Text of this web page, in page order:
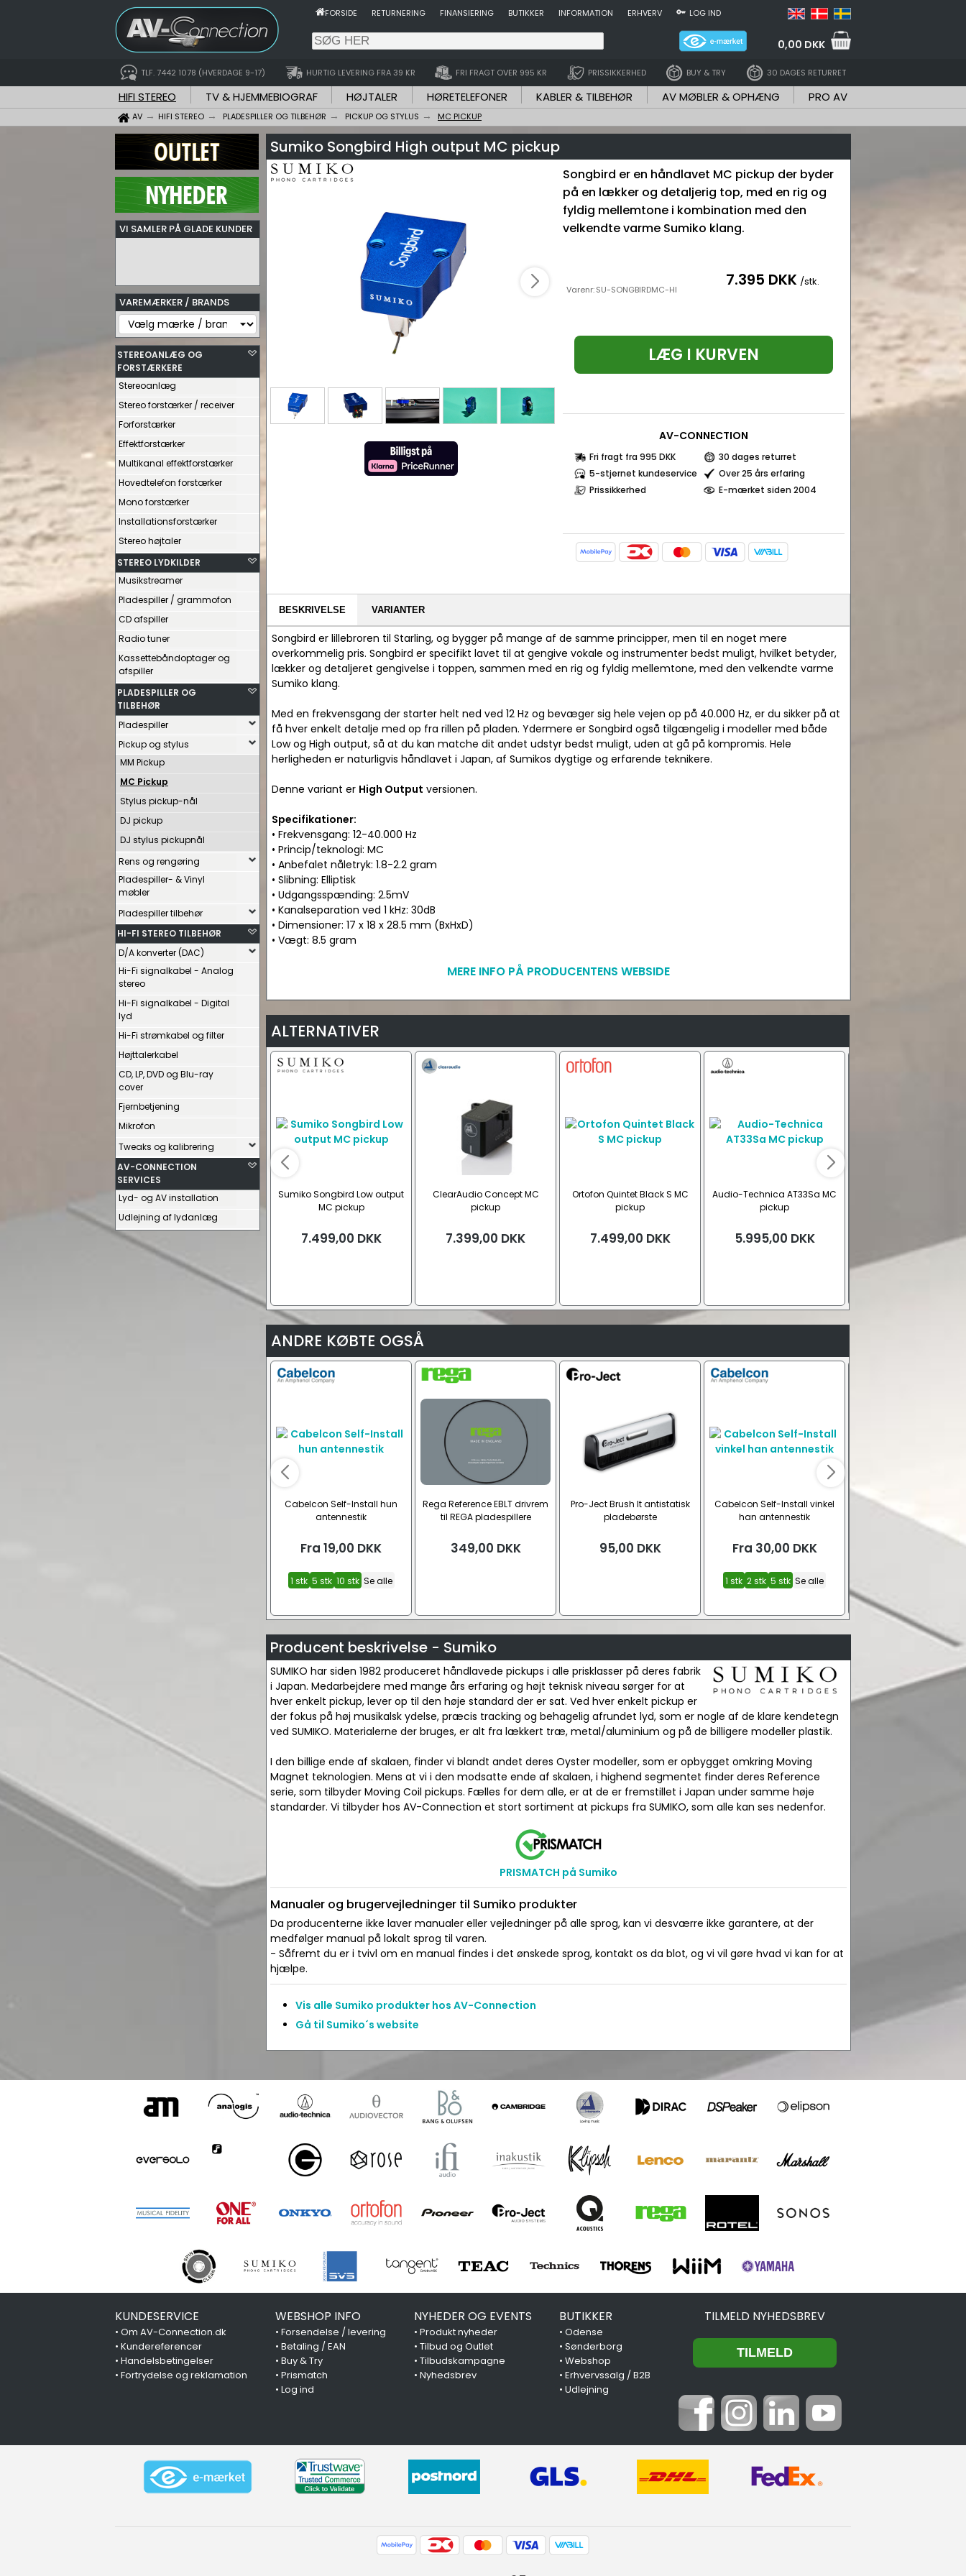
FORSIDE RETURNERING FINANSIERING BUTIKKER INFORMATION ERHVERV LOG IND
0,00 DKK
TLF. 7442 1078 (HVERDAGE 9-17) HURTIG LEVERING FRA 39 KR FRI FRAGT OVER 995 KR PRISSIKKERHED BUY & TRY 30 DAGES RETURRET
HIFI STEREO TV & HJEMMEBIOGRAF HØJTALER HØRETELEFONER KABLER & TILBEHØR AV MØBLER & OPHÆNG PRO AV
AV HIFI STEREO PLADESPILLER OG TILBEHØR PICKUP OG STYLUS MC PICKUP
VI SAMLER PÅ GLADE KUNDER
VAREMÆRKER / BRANDS
STEREOANLÆG OG
FORSTÆRKERE
Stereoanlæg
Stereo forstærker / receiver
Forforstærker
Effektforstærker
Multikanal effektforstærker
Hovedtelefon forstærker
Mono forstærker
Installationsforstærker
Stereo højtaler
STEREO LYDKILDER
Musikstreamer
Pladespiller / grammofon
CD afspiller
Radio tuner
Kassettebåndoptager og
afspiller
PLADESPILLER OG
TILBEHØR
Pladespiller
Pickup og stylus
MM Pickup
MC Pickup
Stylus pickup-nål
DJ pickup
DJ stylus pickupnål
Rens og rengøring
Pladespiller- & Vinyl
møbler
Pladespiller tilbehør
HI-FI STEREO TILBEHØR
D/A konverter (DAC)
Hi-Fi signalkabel - Analog
stereo
Hi-Fi signalkabel - Digital
lyd
Hi-Fi strømkabel og filter
Højttalerkabel
CD, LP, DVD og Blu-ray
cover
Fjernbetjening
Mikrofon
Tweaks og kalibrering
AV-CONNECTION
SERVICES
Lyd- og AV installation
Udlejning af lydanlæg
Sumiko Songbird High output MC pickup
Songbird er en håndlavet MC pickup der byder
på en lækker og detaljerig top, med en rig og
fyldig mellemtone i kombination med den
velkendte varme Sumiko klang.
Varenr:SU-SONGBIRDMC-HI 7.395 DKK /stk.
LÆG I KURVEN
AV-CONNECTION
Fri fragt fra 995 DKK
30 dages returret
5-stjernet kundeservice
Over 25 års erfaring
Prissikkerhed
E-mærket siden 2004
BESKRIVELSE VARIANTER
Songbird er lillebroren til Starling, og bygger på mange af de samme principper, men til en noget mere
overkommelig pris. Songbird er specifikt lavet til at gengive vokale og instrumenter bedst muligt, hvilket betyder,
lækker og detaljeret gengivelse i toppen, sammen med en rig og fyldig mellemtone, med den velkendte varme
Sumiko klang.
Med en frekvensgang der starter helt ned ved 12 Hz og bevæger sig hele vejen op på 40.000 Hz, er du sikker på at
få hver enkelt detalje med op fra rillen på pladen. Ydermere er Songbird også tilgængelig i modeller med både
Low og High output, så at du kan matche dit andet udstyr bedst muligt, uden at gå på kompromis. Hele
herligheden er naturligvis håndlavet i Japan, af Sumikos dygtige og erfarende teknikere.
Denne variant er High Output versionen.
Specifikationer:
• Frekvensgang: 12-40.000 Hz
• Princip/teknologi: MC
• Anbefalet nåletryk: 1.8-2.2 gram
• Slibning: Elliptisk
• Udgangsspænding: 2.5mV
• Kanalseparation ved 1 kHz: 30dB
• Dimensioner: 17 x 18 x 28.5 mm (BxHxD)
• Vægt: 8.5 gram
MERE INFO PÅ PRODUCENTENS WEBSIDE
ALTERNATIVER
Sumiko Songbird Low output
MC pickup
7.499,00 DKK
ClearAudio Concept MC
pickup
7.399,00 DKK
Ortofon Quintet Black S MC
pickup
7.499,00 DKK
Audio-Technica AT33Sa MC
pickup
5.995,00 DKK DKK
ANDRE KØBTE OGSÅ
Cabelcon Self-Install hun
antennestik
Fra 19,00 DKK
1 stk 5 stk 10 stk Se alle
Rega Reference EBLT drivrem
til REGA pladespillere
349,00 DKK
Pro-Ject Brush It antistatisk
pladebørste
95,00 DKK
Cabelcon Self-Install vinkel
han antennestik
Fra 30,00 DKK
1 stk 2 stk 5 stk Se alle
Cabelcon Self-Install
antennestik
DKK
Producent beskrivelse - Sumiko
SUMIKO har siden 1982 produceret håndlavede pickups i alle prisklasser på deres fabrik
i Japan. Medarbejdere med mange års erfaring og højt teknisk niveau sørger for at
hver enkelt pickup, lever op til den høje standard der er sat. Ved hver enkelt pickup er
der fokus på høj musikalsk ydelse, præcis tracking og behagelig afrundet lyd, som er nogle af de klare kendetegn
ved SUMIKO. Materialerne der bruges, er alt fra lækkert træ, metal/aluminium og på de billigere modeller plastik.
I den billige ende af skalaen, finder vi blandt andet deres Oyster modeller, som er opbygget omkring Moving
Magnet teknologien. Mens at vi i den modsatte ende af skalaen, i highend segmentet finder deres Reference
serie, som tilbyder Moving Coil pickups. Fælles for dem alle, er at de er fremstillet i Japan under samme høje
standarder. Vi tilbyder hos AV-Connection et stort sortiment at pickups fra SUMIKO, som alle kan ses nedenfor.
PRISMATCH på Sumiko
Manualer og brugervejledninger til Sumiko produkter
Da producenterne ikke laver manualer eller vejledninger på alle sprog, kan vi desværre ikke garantere, at der
medfølger manual på lokalt sprog til varen.
- Såfremt du er i tvivl om en manual findes i det ønskede sprog, kontakt os da blot, og vi vil gøre hvad vi kan for at
hjælpe.
Vis alle Sumiko produkter hos AV-Connection
Gå til Sumiko´s website
KUNDESERVICE
• Om AV-Connection.dk
• Kundereferencer
• Handelsbetingelser
• Fortrydelse og reklamation
WEBSHOP INFO
• Forsendelse / levering
• Betaling / EAN
• Buy & Try
• Prismatch
• Log ind
NYHEDER OG EVENTS
• Produkt nyheder
• Tilbud og Outlet
• Tilbudskampagne
• Nyhedsbrev
BUTIKKER
•Odense
•Sønderborg
•Webshop
•Erhvervssalg / B2B
•Udlejning
TILMELD NYHEDSBREV